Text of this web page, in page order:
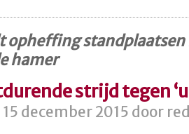
opheffing standplaatsen
hamer
strijd tegen
december 2015 door